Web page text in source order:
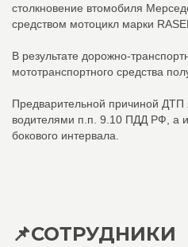
столкновение втомобиля
средством мотоцикл марки
В результате дорожно-
мототранспортного средства
Предварительной причиной ДТП
водителями п.п. 9.10 ПДД РФ, а
бокового интервала.
📌СОТРУДНИКИ